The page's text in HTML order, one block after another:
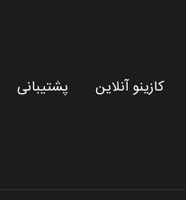
کازینو آنلاین پشتیبانی